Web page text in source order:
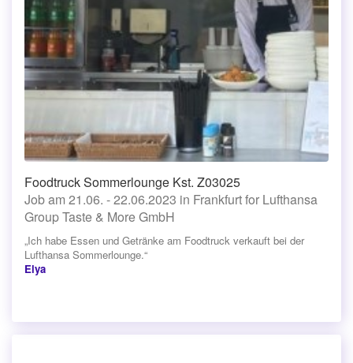
Foodtruck Sommerlounge Kst. Z03025
Job am 21.06. - 22.06.2023 in Frankfurt for Lufthansa
Group Taste & More GmbH
„Ich habe Essen und Getränke am Foodtruck verkauft bei der
Lufthansa Sommerlounge.“
Elya